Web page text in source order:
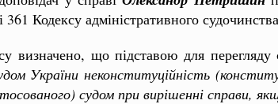
361 Кодексу адміністративного
визначено, що підставою для
України неконституційність
судом при вирішенні справи,